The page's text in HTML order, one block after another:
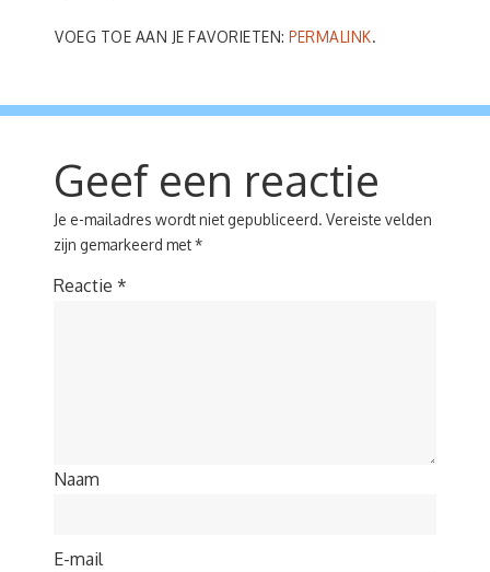
VOEG TOE AAN JE FAVORIETEN: PERMALINK.
Geef een reactie
Je e-mailadres wordt niet gepubliceerd. Vereiste velden
zijn gemarkeerd met*
Reactie *
Naam
E-mail